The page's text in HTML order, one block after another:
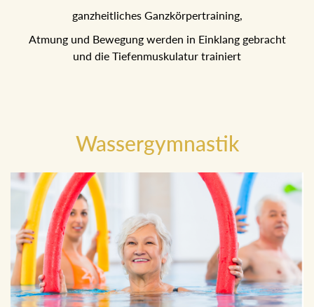
ganzheitliches Ganzkörpertraining,
Atmung und Bewegung werden in Einklang gebracht
und die Tiefenmuskulatur trainiert
Wassergymnastik